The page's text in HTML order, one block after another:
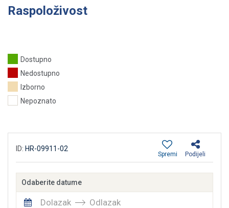
Raspoloživost
Dostupno
Nedostupno
Izborno
Nepoznato
ID: HR-09911-02
Podijeli
Spremi
Odaberite datume
Dolazak
Odlazak